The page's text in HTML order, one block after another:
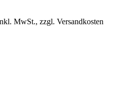
MwSt., zzgl. Versandkosten